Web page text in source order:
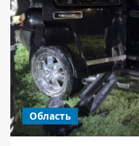
Область